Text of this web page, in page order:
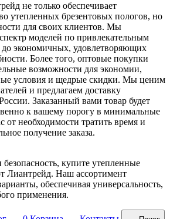
не только обеспечивает
утепленных брезентовых пологов, но
для своих клиентов. Мы
моделей по привлекательным
экономичных, удовлетворяющих
Более того, оптовые покупки
возможности для экономии,
условия и щедрые скидки. Мы ценим
и предлагаем доставку
Заказанный вами товар будет
к вашему порогу в минимальные
от необходимости тратить время и
получение заказа.
купите утепленные
Лиантрейд. Наш ассортимент
обеспечивая универсальность,
применения.